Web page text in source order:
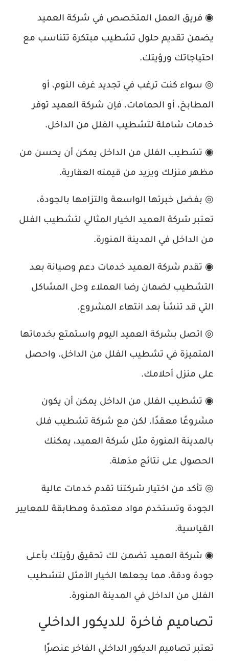
◉ فريق العمل المتخصص في شركة العميد
يضمن تقديم حلول تشطيب مبتكرة تتناسب مع
احتياجاتك ورؤيتك.
◎ سواء كنت ترغب في تجديد غرف النوم، أو
المطابخ، أو الحمامات، فإن شركة العميد توفر
خدمات شاملة لتشطيب الفلل من الداخل.
◉ تشطيب الفلل من الداخل يمكن أن يحسن من
مظهر منزلك ويزيد من قيمته العقارية.
◎ بفضل خبرتها الواسعة والتزامها بالجودة،
تعتبر شركة العميد الخيار المثالي لتشطيب الفلل
من الداخل في المدينة المنورة.
◉ تقدم شركة العميد خدمات دعم وصيانة بعد
التشطيب لضمان رضا العملاء وحل المشاكل
التي قد تنشأ بعد انتهاء المشروع.
◎ اتصل بشركة العميد اليوم واستمتع بخدماتها
المتميزة في تشطيب الفلل من الداخل، واحصل
على منزل أحلامك.
◉ تشطيب الفلل من الداخل يمكن أن يكون
مشروعًا معقدًا، لكن مع شركة تشطيب فلل
بالمدينة المنورة مثل شركة العميد، يمكنك
الحصول على نتائج مذهلة.
◎ تأكد من اختيار شركتنا تقدم خدمات عالية
الجودة وتستخدم مواد معتمدة ومطابقة للمعايير
القياسية.
◉ شركة العميد تضمن لك تحقيق رؤيتك بأعلى
جودة ودقة، مما يجعلها الخيار الأمثل لتشطيب
الفلل من الداخل في المدينة المنورة.
تصاميم فاخرة للديكور الداخلي
تعتبر تصاميم الديكور الداخلي الفاخر عنصرًا